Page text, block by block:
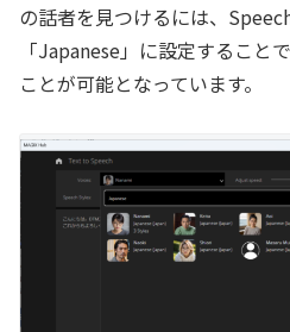
の話者を見つけるには、
「Japanese」に設定すること
ことが可能となっています。